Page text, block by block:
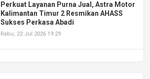
Perkuat Layanan Purna Jual, Astra Motor
Kalimantan Timur 2 Resmikan AHASS
Sukses Perkasa Abadi
Rabu, 22 Jul 2026 19:29